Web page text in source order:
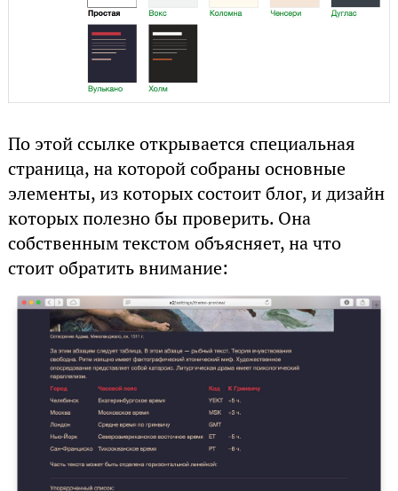
По этой ссылке открывается специальная
страница, на которой собраны основные
элементы, из которых состоит блог, и дизайн
которых полезно бы проверить. Она
собственным текстом объясняет, на что
стоит обратить внимание: